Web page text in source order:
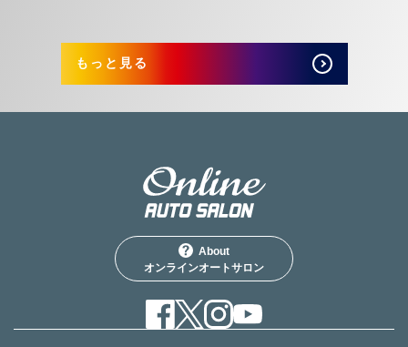
もっと見る
About
オンラインオートサロン